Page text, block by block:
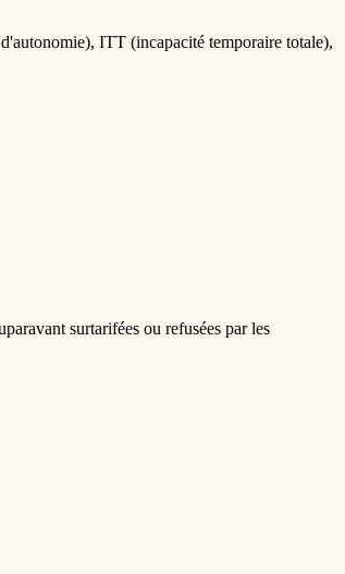
ITT (incapacité temporaire totale),
surtarifées ou refusées par les